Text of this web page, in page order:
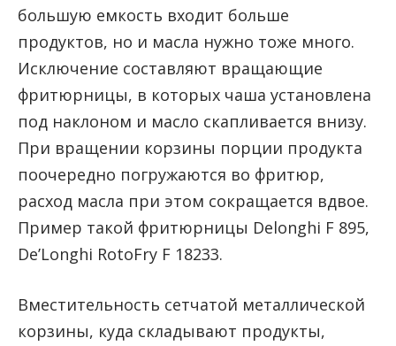
большую емкость входит больше
продуктов, но и масла нужно тоже много.
Исключение составляют вращающие
фритюрницы, в которых чаша установлена
под наклоном и масло скапливается внизу.
При вращении корзины порции продукта
поочередно погружаются во фритюр,
расход масла при этом сокращается вдвое.
Пример такой фритюрницы Delonghi F 895,
De’Longhi RotoFry F 18233.
Вместительность сетчатой металлической
корзины, куда складывают продукты,